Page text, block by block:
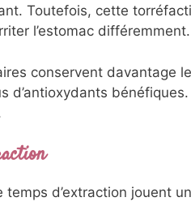
Toutefois, cette
l’estomac différemment.
conservent davantage
d’antioxydants
temps d’extraction jouent